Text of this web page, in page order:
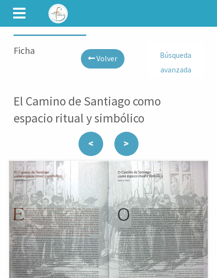
CAMINET
Ficha
Volver
Búsqueda
avanzada
El Camino de Santiago como
espacio ritual y simbólico
< >